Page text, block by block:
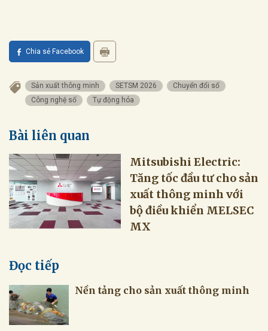
Chia sẻ Facebook
Sản xuất thông minh SETSM 2026
Chuyển đổi số
Công nghệ số
Tự động hóa
Bài liên quan
Mitsubishi Electric:
Tăng tốc đầu tư cho sản
xuất thông minh với
bộ điều khiển MELSEC
MX
Đọc tiếp
Nền tảng cho sản xuất thông minh